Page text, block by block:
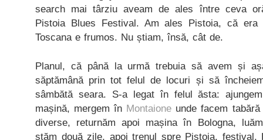
search mai târziu aveam de ales între ceva
Pistoia Blues Festival. Am ales Pistoia, că
Toscana e frumos. Nu știam, însă, cât de.
Planul, că până la urmă trebuia să avem și
săptămână prin tot felul de locuri și să
sâmbătă seara. S-a legat în felul ăsta:
mașină, mergem în Montaione unde facem
diverse, returnăm apoi mașina în Bologna,
stăm două zile, apoi trenul spre Pistoia, festival,